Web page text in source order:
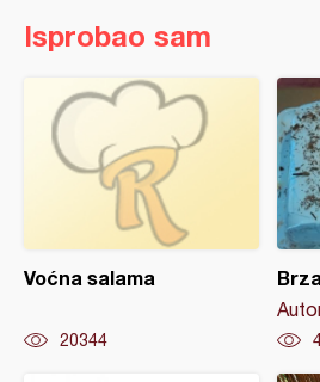
Isprobao sam
Voćna salama
20344